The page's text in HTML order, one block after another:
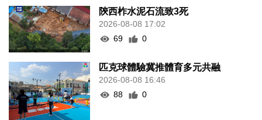
陝西柞水泥石流致3死
2026-08-08 17:02
69
0
匹克球體驗冀推體育多元共融
2026-08-08 16:46
88
0